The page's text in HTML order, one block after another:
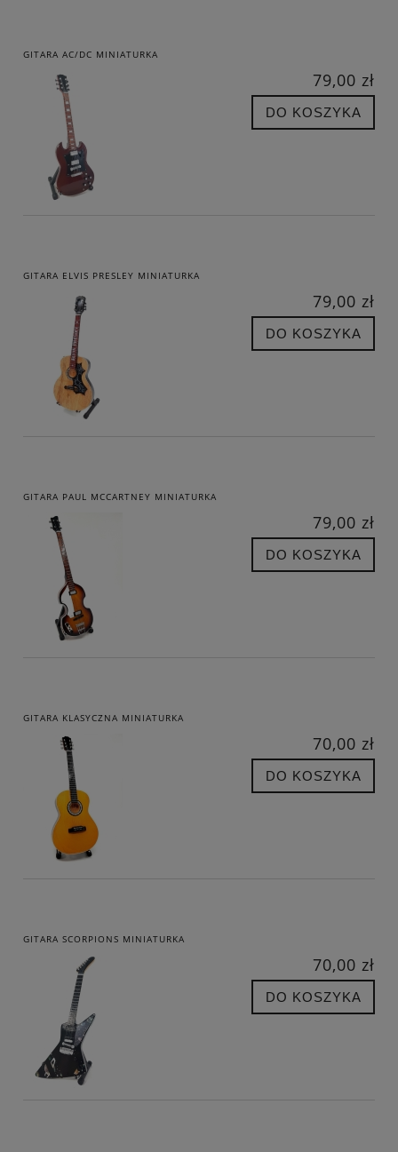
GITARA AC/DC MINIATURKA
79,00 zł
DO KOSZYKA
GITARA ELVIS PRESLEY MINIATURKA
79,00 zł
DO KOSZYKA
GITARA PAUL MCCARTNEY MINIATURKA
79,00 zł
DO KOSZYKA
GITARA KLASYCZNA MINIATURKA
70,00 zł
DO KOSZYKA
GITARA SCORPIONS MINIATURKA
70,00 zł
DO KOSZYKA